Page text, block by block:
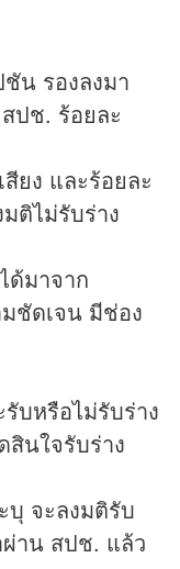
น รองลงมา
ปช. ร้อยละ
ยง และร้อยละ
ติไม่รับร่าง
ด้มาจาก
ชัดเจน มีช่อง
บหรือไม่รับร่าง
นใจรับร่าง
บุ จะลงมติรับ
ผ่าน สปช. แล้ว